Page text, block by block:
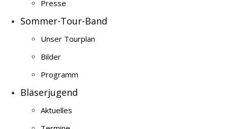
Presse
Sommer-Tour-Band
Unser Tourplan
Bilder
Programm
Bläserjugend
Aktuelles